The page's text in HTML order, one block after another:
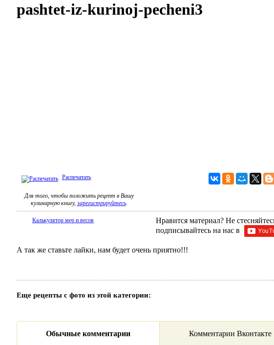
pashtet-iz-kurinoj-pecheni3
Распечатать
Для того, чтобы положить рецепт в Вашу
кулинарную книгу, зарегистрируйтесь.
Калькулятор мер и весов
Нравится материал? Не
подписывайтесь на нас в
А так же ставьте лайки, нам будет очень приятно!!!
Еще рецепты с фото из этой категории:
Обычные комментарии Комментарии Вконтакте